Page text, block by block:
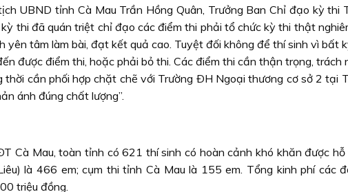
UBND tỉnh Cà Mau Trần Hồng Quân, Trưởng Ban Chỉ đạo kỳ thi
thi đã quán triệt chỉ đạo các điểm thi phải tổ chức kỳ thi thật
yên tâm làm bài, đạt kết quả cao. Tuyệt đối không để thí sinh vì bất
được điểm thi, hoặc phải bỏ thi. Các điểm thi cần thận trọng, trách
thời cần phối hợp chặt chẽ với Trường ÐH Ngoại thương cơ sở 2 tại
ánh đúng chất lượng”.
Cà Mau, toàn tỉnh có 621 thí sinh có hoàn cảnh khó khăn được
là 466 em; cụm thi tỉnh Cà Mau là 155 em. Tổng kinh phí các
triệu đồng.